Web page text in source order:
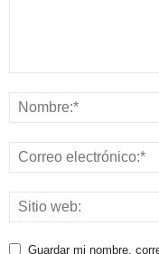
Guardar mi nombre,